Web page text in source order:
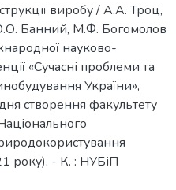
виробу / А.А. Троц,
Банний, М.Ф. Богомолов
науково-
«Сучасні проблеми та
України»,
створення факультету
року). - К. : НУБіП